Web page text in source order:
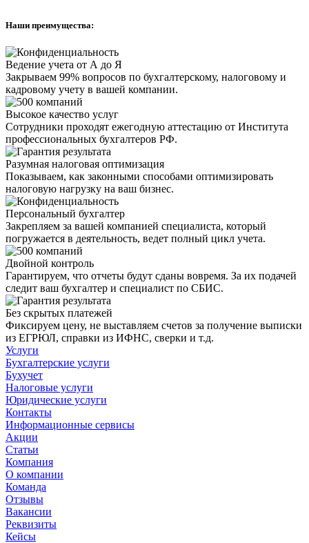
Наши преимущества:
Ведение учета от А до Я
Закрываем 99% вопросов по бухгалтерскому, налоговому и
кадровому учету в вашей компании.
Высокое качество услуг
Сотрудники проходят ежегодную аттестацию от Института
профессиональных бухгалтеров РФ.
Разумная налоговая оптимизация
Показываем, как законными способами оптимизировать
налоговую нагрузку на ваш бизнес.
Персональный бухгалтер
Закрепляем за вашей компанией специалиста, который
погружается в деятельность, ведет полный цикл учета.
Двойной контроль
Гарантируем, что отчеты будут сданы вовремя. За их подачей
следит ваш бухгалтер и специалист по СБИС.
Без скрытых платежей
Фиксируем цену, не выставляем счетов за получение выписки
из ЕГРЮЛ, справки из ИФНС, сверки и т.д.
Услуги
Бухгалтерские услуги
Бухучет
Налоговые услуги
Юридические услуги
Контакты
Информационные сервисы
Акции
Статьи
Компания
О компании
Команда
Отзывы
Вакансии
Реквизиты
Кейсы